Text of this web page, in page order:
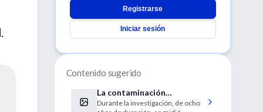
Registrarse
Iniciar sesión
Contenido sugerido
La contaminación
ambiental reduce la función
Durante la investigación, de ocho